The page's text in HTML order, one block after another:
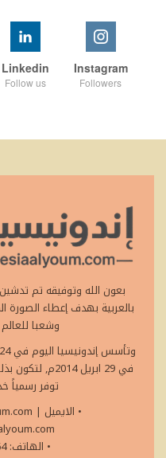
Instagram
Followers
Linkedin
Follow us
بعون الله وتوفيقه تم تدشين
بالعربية بهدف إعطاء الصورة
وشعبا
في 29 ابريل
توفر رسمياً
• الايميل |
• الهاتف: 3764-1100-6281+